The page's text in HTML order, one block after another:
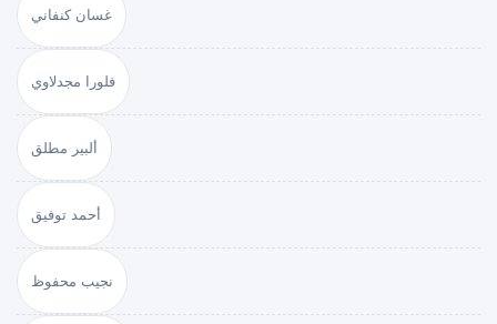
غسان كنفاني
فلورا مجدلاوي
ألبير مطلق
أحمد توفيق
نجيب محفوظ